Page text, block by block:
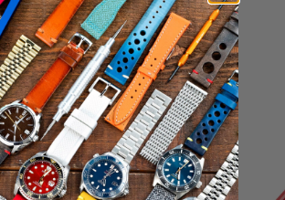
(1)1
recensioni
totali
$39.99